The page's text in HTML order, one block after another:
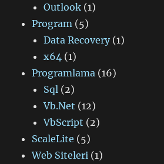
Outlook (1)
Program (5)
Data Recovery(1)
x64 (1)
Programlama (16)
Sql (2)
Vb.Net (12)
VbScript (2)
ScaleLite (5)
Web Siteleri (1)